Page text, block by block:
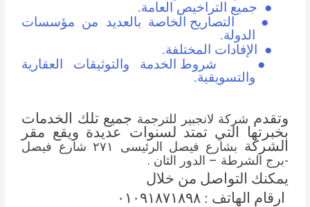
● جميع التراخيص العامة. ●
التصاريح الخاصة بالعديد من مؤسسات
الدولة.
● الإفادات المختلفة. ●
شروط الخدمة والتوثيقات العقارية
والتسويقية.
وتقدم شركة لانجبير للترجمة جميع تلك الخدمات
بخبرتها التي تمتد لسنوات عديدة ويقع مقر
الشركة
بشارع فيصل الرئيسى ٢٧١ شارع فيصل
-برج الشرطة – الدور الثان .
يمكنك التواصل من خلال
ارقام الهاتف : ٠١٠٩١٨٧١٨٩٨